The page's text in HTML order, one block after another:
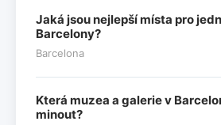
Jaká jsou nejlepší místa pro
Barcelony?
Barcelona
Která muzea a galerie v
minout?